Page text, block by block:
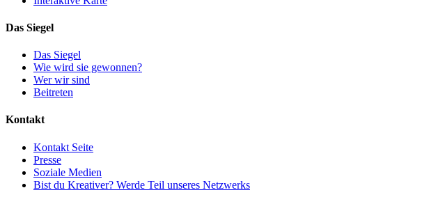
Das Siegel
Das Siegel
Wie wird sie gewonnen?
Wer wir sind
Beitreten
Kontakt
Kontakt Seite
Presse
Soziale Medien
Bist du Kreativer? Werde Teil unseres Netzwerks